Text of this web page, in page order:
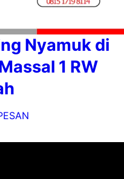
Nyamuk di
1 RW